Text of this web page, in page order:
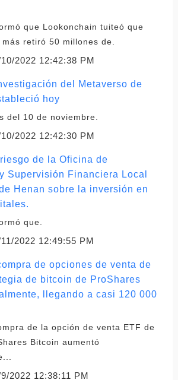
que Lookonchain tuiteó que
retiró 50 millones de.
10/2022 12:42:38 PM
del Metaverso de
hoy
del 10 de noviembre.
10/2022 12:42:30 PM
de la Oficina de
Supervisión Financiera Local
Henan sobre la inversión en
que.
11/2022 12:49:55 PM
de opciones de venta de
de bitcoin de ProShares
llegando a casi 120 000
de la opción de venta ETF de
Bitcoin aumentó
9/2022 12:38:11 PM